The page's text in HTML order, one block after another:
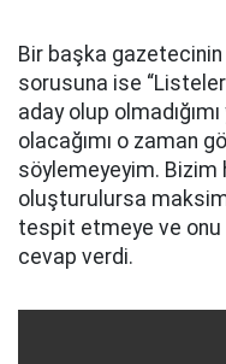
Bir başka gazetecinin
sorusuna ise
aday olup
olacağımı o zaman
söylemeyeyim.
oluşturulursa
tespit etmeye ve onu
cevap verdi.